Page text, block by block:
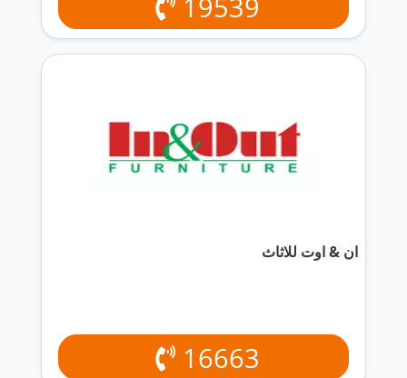
ان & اوت للاثاث
16663